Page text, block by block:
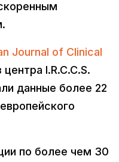
Journal of Clinical
центра I.R.C.C.S.
данные более 22
по более чем 30